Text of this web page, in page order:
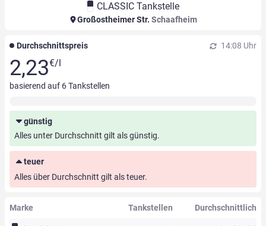
CLASSIC Tankstelle
Großostheimer Str. Schaafheim
Durchschnittspreis 14:08 Uhr
2,23€/l
basierend auf 6Tankstellen
günstig
Alles unter Durchschnitt gilt als günstig.
teuer
Alles über Durchschnitt gilt als teuer.
Marke Tankstellen Durchschnittlich